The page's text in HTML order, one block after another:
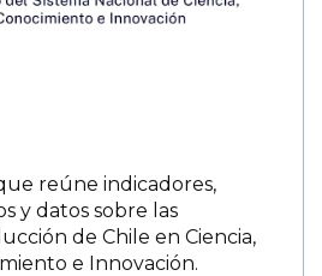
reúne indicadores,
y datos sobre las
de Chile en Ciencia,
e Innovación.